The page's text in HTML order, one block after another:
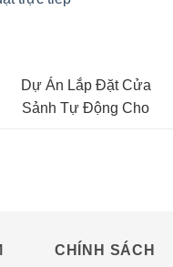
Dự Án Lắp Đặt Cửa
Sảnh Tự Động Cho
CHÍNH SÁCH